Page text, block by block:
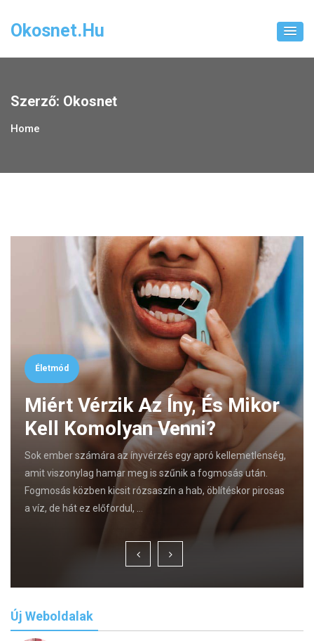
Okosnet.hu
Szerző: Okosnet
Home
Életmód
Miért Vérzik Az Íny, És Mikor
Kell Komolyan Venni?
Sok ember számára az ínyvérzés egy apró kellemetlenség,
amit viszonylag hamar meg is szűnik a fogmosás után.
Fogmosás közben kicsit rózsaszín a hab, öblítéskor pirosas
a víz, de hát ez előfordul, …
Új Weboldalak